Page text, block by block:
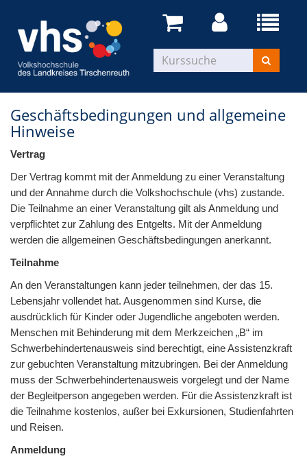
Geschäftsbedingungen und allgemeine
Hinweise
Vertrag
Der Vertrag kommt mit der Anmeldung zu einer Veranstaltung
und der Annahme durch die Volkshochschule (vhs) zustande.
Die Teilnahme an einer Veranstaltung gilt als Anmeldung und
verpflichtet zur Zahlung des Entgelts. Mit der Anmeldung
werden die allgemeinen Geschäftsbedingungen anerkannt.
Teilnahme
An den Veranstaltungen kann jeder teilnehmen, der das 15.
Lebensjahr vollendet hat. Ausgenommen sind Kurse, die
ausdrücklich für Kinder oder Jugendliche angeboten werden.
Menschen mit Behinderung mit dem Merkzeichen „B“ im
Schwerbehindertenausweis sind berechtigt, eine Assistenzkraft
zur gebuchten Veranstaltung mitzubringen. Bei der Anmeldung
muss der Schwerbehindertenausweis vorgelegt und der Name
der Begleitperson angegeben werden. Für die Assistenzkraft ist
die Teilnahme kostenlos, außer bei Exkursionen, Studienfahrten
und Reisen.
Anmeldung